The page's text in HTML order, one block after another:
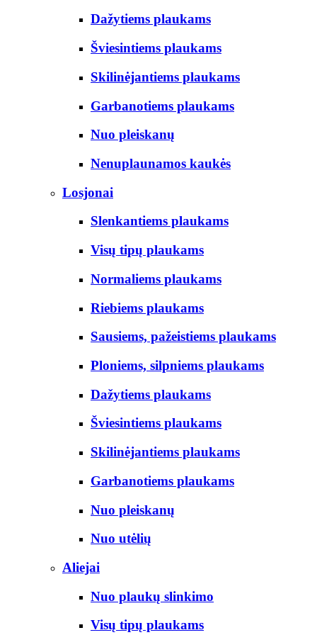
Dažytiems plaukams
Šviesintiems plaukams
Skilinėjantiems plaukams
Garbanotiems plaukams
Nuo pleiskanų
Nenuplaunamos kaukės
Losjonai
Slenkantiems plaukams
Visų tipų plaukams
Normaliems plaukams
Riebiems plaukams
Sausiems, pažeistiems plaukams
Ploniems, silpniems plaukams
Dažytiems plaukams
Šviesintiems plaukams
Skilinėjantiems plaukams
Garbanotiems plaukams
Nuo pleiskanų
Nuo utėlių
Aliejai
Nuo plaukų slinkimo
Visų tipų plaukams